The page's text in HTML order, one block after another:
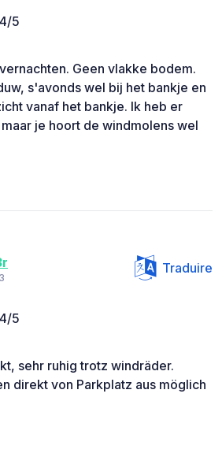
4/5
Geen vlakke bodem.
s'avonds wel bij het bankje en
vanaf het bankje. Ik heb er
je hoort de windmolens wel
Traduire
4/5
sehr ruhig trotz windräder.
direkt von Parkplatz aus möglich